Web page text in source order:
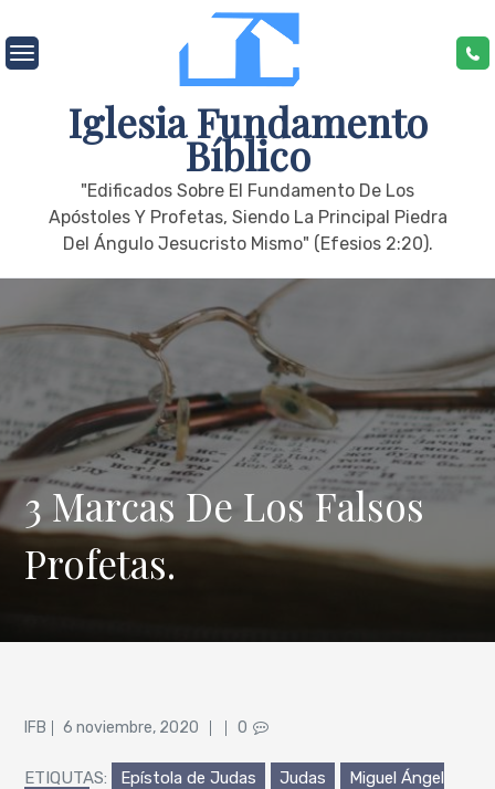
to
content
Iglesia Fundamento
Bíblico
"edificados Sobre El Fundamento De Los
Apóstoles Y Profetas, Siendo La Principal Piedra
Del Ángulo Jesucristo Mismo" (Efesios 2:20).
3 Marcas De Los Falsos
Profetas.
IFB
Posted
6 noviembre, 2020 0
ETIQUTAS: Epístola de Judas Judas
Miguel Ángel